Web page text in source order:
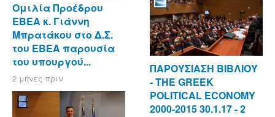
Ομιλία Προέδρου
ΕΒΕΑ κ. Γιάννη
Μπρατάκου στο Δ.Σ.
του ΕΒΕΑ παρουσία
του υπουργού...
2 μήνες πριν
ΠΑΡΟΥΣΙΑΣΗ ΒΙΒΛΙΟΥ
- ΤΗΕ GREEK
POLITICAL ECONOMY
2000-2015 30.1.17 - 2